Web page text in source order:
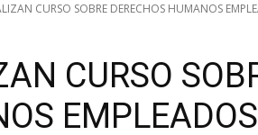
CURSO SOBRE DERECHOS HUMANOS
CURSO